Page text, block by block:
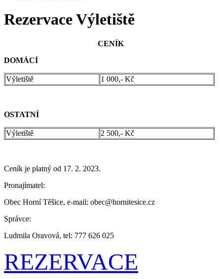
Rezervace Výletiště
CENÍK
DOMÁCÍ
Výletiště 1 000,- Kč
OSTATNÍ
Výletiště 2 500,- Kč
Ceník je platný od 17. 2. 2023.
Pronajímatel:
Obec Horní Těšice, e-mail: obec@hornitesice.cz
Správce:
Ludmila Oravová, tel: 777 626 025
REZERVACE